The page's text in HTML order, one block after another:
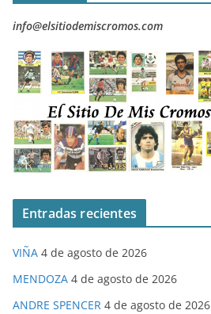
info@elsitiodemiscromos.com
Entradas recientes
VIÑA 4 de agosto de 2026
MENDOZA 4 de agosto de 2026
ANDRE SPENCER 4 de agosto de 2026